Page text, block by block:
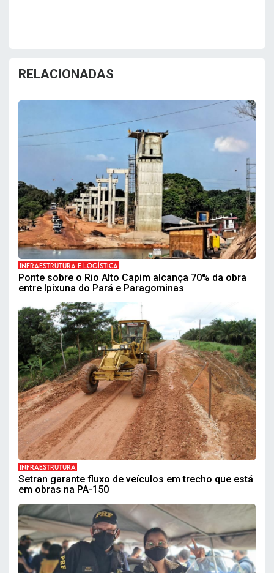
RELACIONADAS
INFRAESTRUTURA E LOGÍSTICA
Ponte sobre o Rio Alto Capim alcança 70% da obra
entre Ipixuna do Pará e Paragominas
INFRAESTRUTURA
Setran garante fluxo de veículos em trecho que está
em obras na PA-150